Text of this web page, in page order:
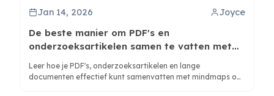
Jan 14, 2026 Joyce
De beste manier om PDF's en
onderzoeksartikelen samen te vatten met
Leer hoe je PDF's, onderzoeksartikelen en lange
documenten effectief kunt samenvatten met mindmaps om